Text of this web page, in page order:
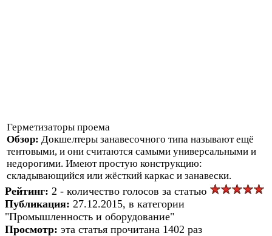
Герметизаторы проема
Обзор: Докшелтеры занавесочного типа называют ещё
тентовыми, и они считаются самыми универсальными и
недорогими. Имеют простую конструкцию:
складывающийся или жёсткий каркас и занавески.
Рейтинг: 2 - количество голосов за статью
Публикация: 27.12.2015, в категории
"Промышленность и оборудование"
Просмотр: эта статья прочитана 1402 раз